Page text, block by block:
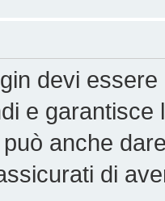
devi
e garantisce
può anche
di